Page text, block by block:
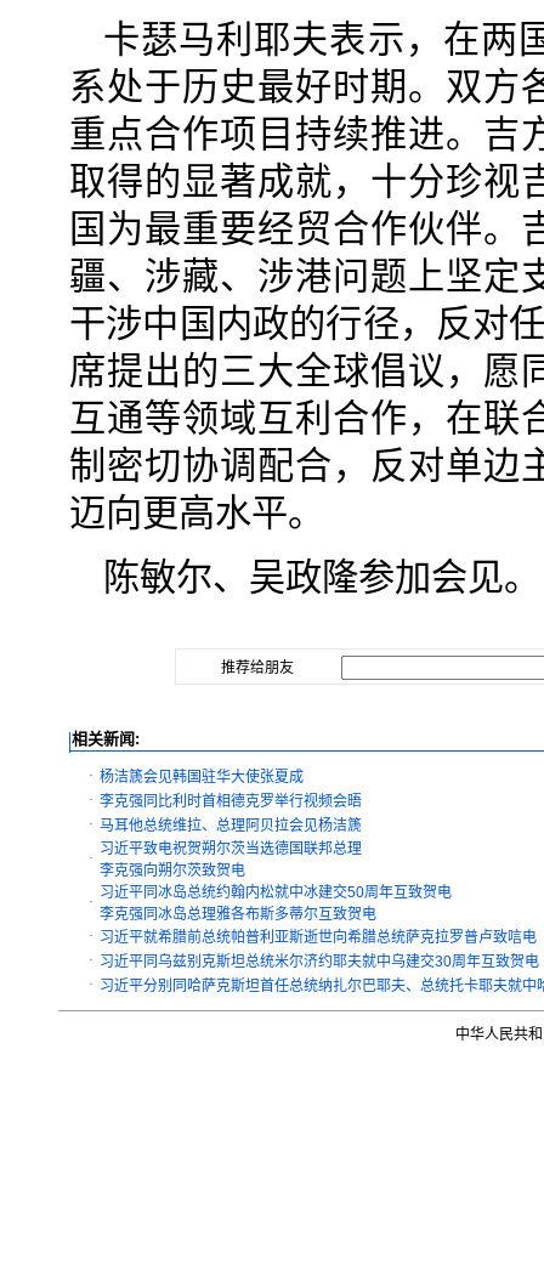
卡瑟马利耶夫表示，在两
系处于历史最好时期。双方
重点合作项目持续推进。吉
取得的显著成就，十分珍视
国为最重要经贸合作伙伴。
疆、涉藏、涉港问题上坚定
干涉中国内政的行径，反对
席提出的三大全球倡议，愿
互通等领域互利合作，在联
制密切协调配合，反对单边
迈向更高水平。
陈敏尔、吴政隆参加会见。
推荐给朋友
相关新闻:
· 杨洁篪会见韩国驻华大使张夏成
· 李克强同比利时首相德克罗举行视频会晤
· 马耳他总统维拉、总理阿贝拉会见杨洁篪
·
习近平致电祝贺朔尔茨当选德国联邦总理
李克强向朔尔茨致贺电
·
习近平同冰岛总统约翰内松就中冰建交50周年互致贺电
李克强同冰岛总理雅各布斯多蒂尔互致贺电
· 习近平就希腊前总统帕普利亚斯逝世向希腊总统萨克拉罗普卢致唁电
· 习近平同乌兹别克斯坦总统米尔济约耶夫就中乌建交30周年互致贺电
· 习近平分别同哈萨克斯坦首任总统纳扎尔巴耶夫、总统托卡耶夫就中
中华人民共